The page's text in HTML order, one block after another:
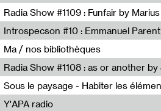
Radio WORM
Jet FM
Introspecson #10 : Emmanuel Parent
Pierre Henry,Emmanuel Parent
Ma / nos bibliothèques
Radio Zero
Nastassja Martin
Y'APA radio